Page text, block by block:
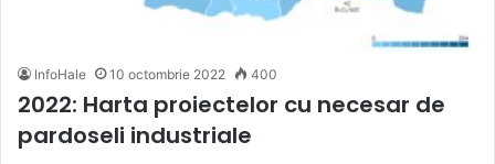
InfoHale 10 octombrie 2022 400
2022: Harta proiectelor cu necesar de
pardoseli industriale